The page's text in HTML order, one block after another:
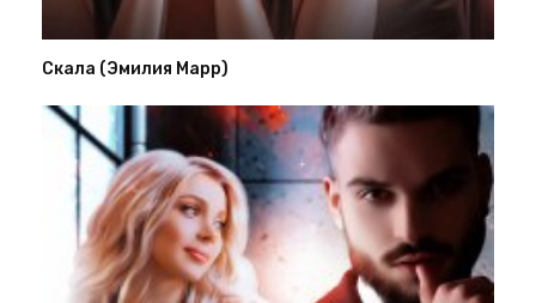
Скала (Эмилия Марр)